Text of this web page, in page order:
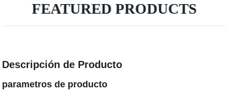
FEATURED PRODUCTS
Descripción de Producto
parametros de producto